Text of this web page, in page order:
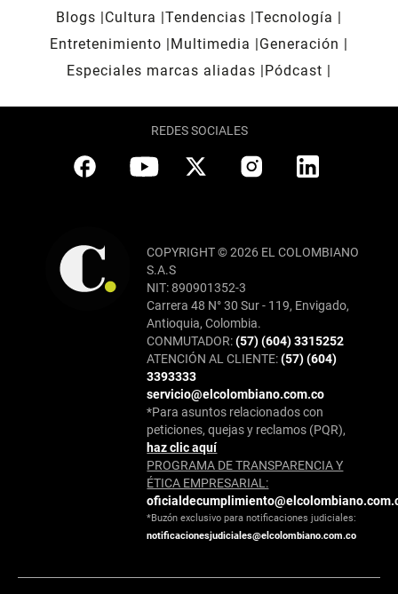
Blogs
Cultura Tendencias Tecnología
Entretenimiento
Multimedia
Generación
Especiales marcas aliadas
Pódcast
REDES SOCIALES
COPYRIGHT © 2026 EL COLOMBIANO
S.A.S
NIT: 890901352-3
Carrera 48 N° 30 Sur - 119, Envigado,
Antioquia, Colombia.
CONMUTADOR:(57) (604) 3315252
ATENCIÓN AL CLIENTE:(57) (604)
3393333
servicio@elcolombiano.com.co
*Para asuntos relacionados con
peticiones, quejas y reclamos (PQR),
haz clic aquí
PROGRAMA DE TRANSPARENCIA Y
ÉTICA EMPRESARIAL:
*Buzón exclusivo para notificaciones judiciales:
notificacionesjudiciales@elcolombiano.com.co